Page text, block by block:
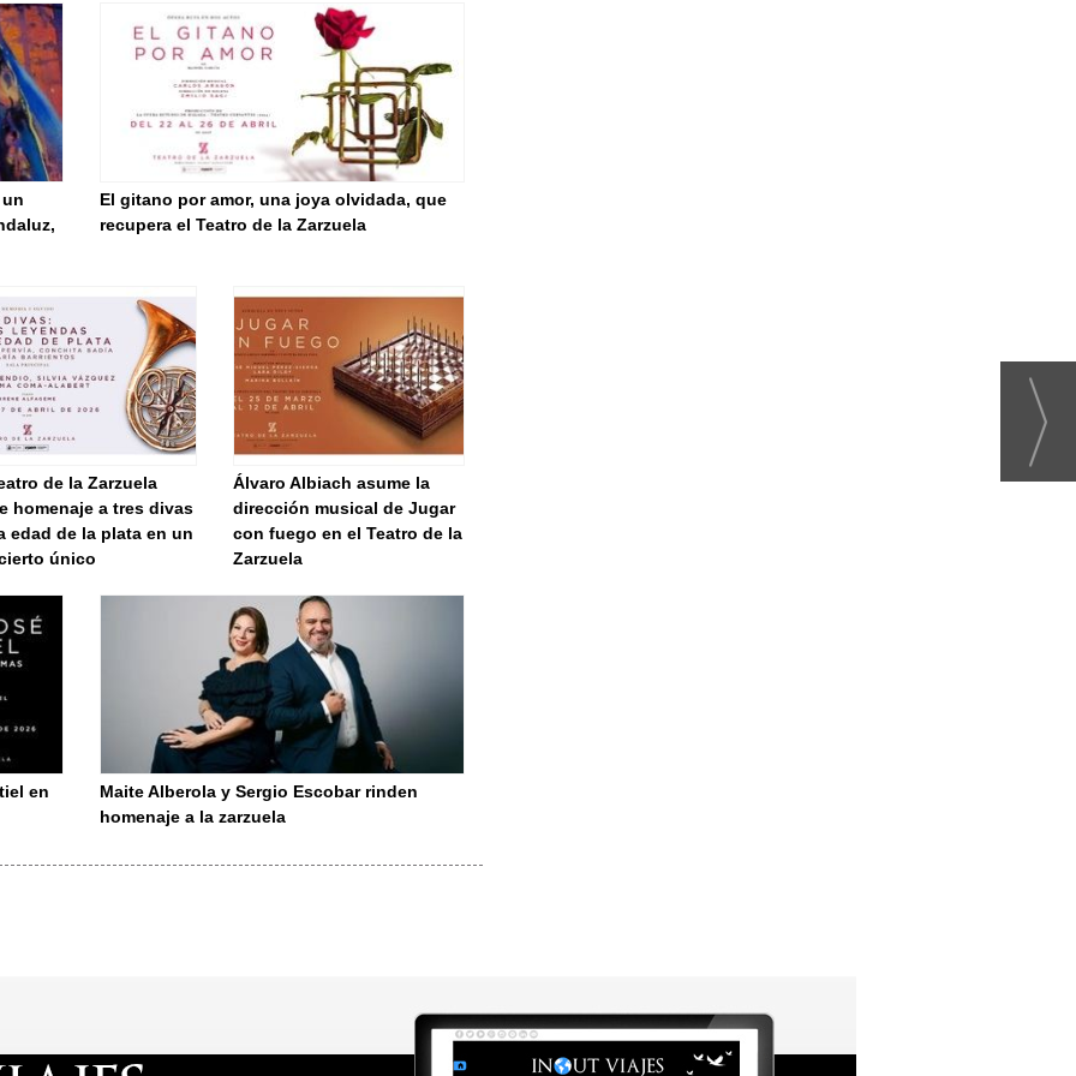
El gitano por amor, una joya olvidada, que
recupera el Teatro de la Zarzuela
de la Zarzuela
homenaje a tres divas
edad de la plata en un
único
Álvaro Albiach asume la
dirección musical de Jugar
con fuego en el Teatro de la
Zarzuela
en
Maite Alberola y Sergio Escobar rinden
homenaje a la zarzuela